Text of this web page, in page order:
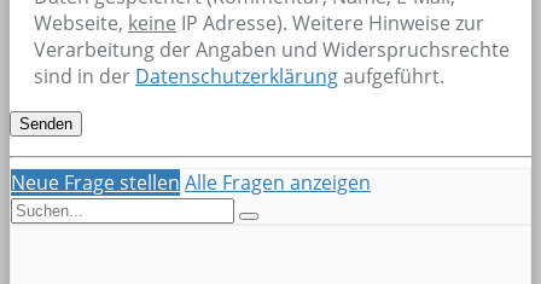
Webseite, keine IP Adresse). Weitere Hinweise zur
Verarbeitung der Angaben und Widerspruchsrechte
sind in der Datenschutzerklärungaufgeführt.
Neue Frage stellen Alle Fragen anzeigen